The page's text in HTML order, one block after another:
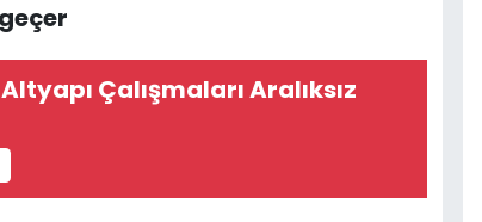
Çalışmaları Aralıksız